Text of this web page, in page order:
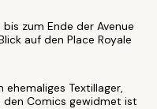
zum Ende der Avenue
auf den Place Royale
Textillager,
den Comics gewidmet ist